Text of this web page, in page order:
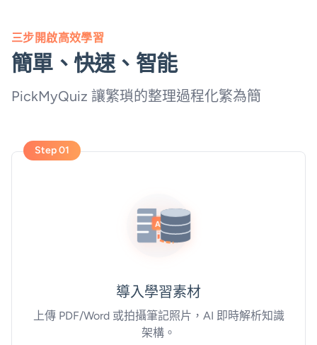
三步開啟高效學習
簡單、快速、智能
PickMyQuiz 讓繁瑣的整理過程化繁為簡
Step 01
導入學習素材
上傳 PDF/Word 或拍攝筆記照片，AI 即時解析知識
架構。